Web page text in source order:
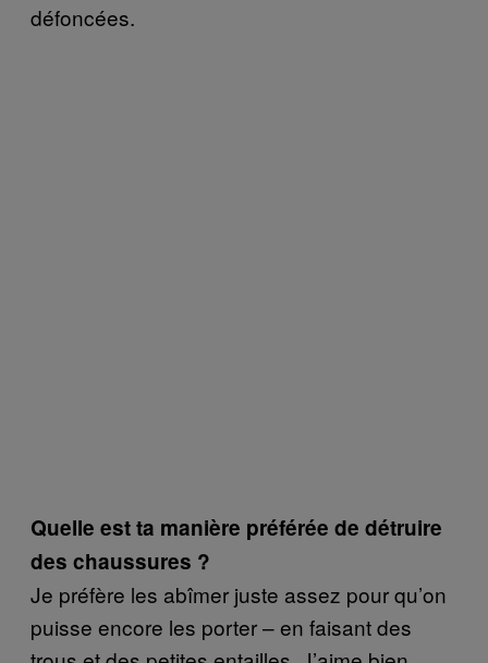
défoncées.
Quelle est ta manière préférée de détruire
des chaussures ?
Je préfère les abîmer juste assez pour qu’on
puisse encore les porter – en faisant des